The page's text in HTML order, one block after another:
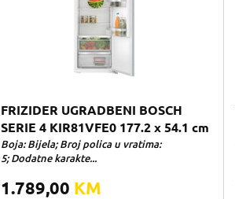
FRIZIDER UGRADBENI BOSCH
SERIE 4 KIR81VFE0 177.2 x 54.1 cm
Boja: Bijela; Broj polica u vratima:
5; Dodatne karakte...
1.789,00 KM